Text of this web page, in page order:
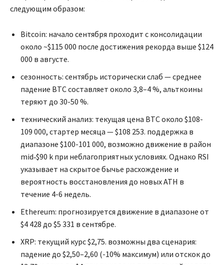
следующим образом:
Bitcoin: начало сентября проходит с консолидации
около ~$115 000 после достижения рекорда выше $124
000 в августе.
сезонность: сентябрь исторически слаб — среднее
падение BTC составляет около 3,8–4 %, альткоины
теряют до 30-50 %.
технический анализ: текущая цена BTC около $108-
109 000, стартер месяца — $108 253. поддержка в
диапазоне $100-101 000, возможно движение в район
mid‑$90 k при неблагоприятных условиях. Однако RSI
указывает на скрытое бычье расхождение и
вероятность восстановления до новых ATH в
течение 4-6 недель.
Ethereum: прогнозируется движение в диапазоне от
$4 428 до $5 331 в сентябре.
XRP: текущий курс $2,75. возможны два сценария:
падение до $2,50–2,60 (-10% максимум) или отскок до